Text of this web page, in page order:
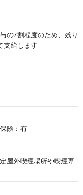
の7割程度のため、残り
支給します
険：有
屋外喫煙場所や喫煙専